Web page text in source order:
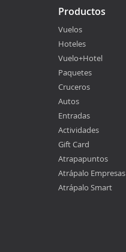
Productos
Vuelos
Hoteles
Vuelo+Hotel
Paquetes
Cruceros
Autos
Entradas
Actividades
Gift Card
Atrapapuntos
Atrápalo Empresas
Atrápalo Smart